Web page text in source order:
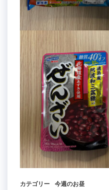
カテゴリー 今週のお昼